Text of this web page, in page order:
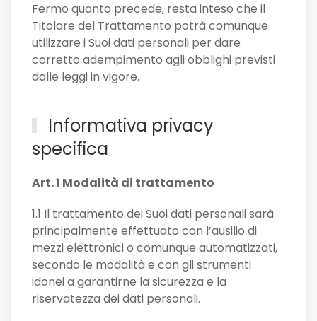
Fermo quanto precede, resta inteso che il
Titolare del Trattamento potrà comunque
utilizzare i Suoi dati personali per dare
corretto adempimento agli obblighi previsti
dalle leggi in vigore.
Informativa privacy
specifica
Art. 1 Modalità di trattamento
1.1 Il trattamento dei Suoi dati personali sarà
principalmente effettuato con l’ausilio di
mezzi elettronici o comunque automatizzati,
secondo le modalità e con gli strumenti
idonei a garantirne la sicurezza e la
riservatezza dei dati personali.